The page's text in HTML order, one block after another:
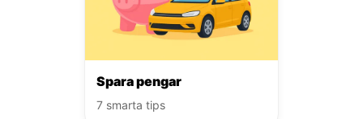
Spara pengar
7 smarta tips